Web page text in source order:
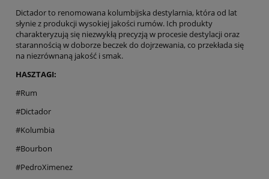
Dictador to renomowana kolumbijska destylarnia, która od lat
słynie z produkcji wysokiej jakości rumów. Ich produkty
charakteryzują się niezwykłą precyzją w procesie destylacji oraz
starannością w doborze beczek do dojrzewania, co przekłada się
na niezrównaną jakość i smak.
HASZTAGI:
#Rum
#Dictador
#Kolumbia
#Bourbon
#PedroXimenez